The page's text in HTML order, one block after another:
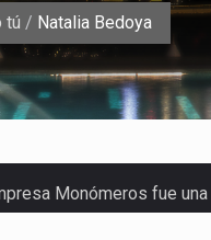
tú / Natalia Bedoya
Monómeros fue